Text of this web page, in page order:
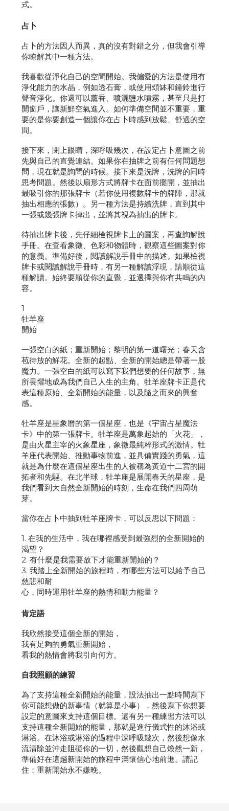
式。
占卜
占卜的方法因人而異，真的沒有對錯之分，但我會引導
你瞭解其中一種方法。
我喜歡從淨化自己的空間開始。我偏愛的方法是使用有
淨化能力的水晶，例如透石膏，或使用頌缽和鐘鈴進行
聲音淨化。你還可以薰香、噴灑鹽水噴霧，甚至只是打
開窗戶，讓新鮮空氣進入。如何準備空間並不重要，重
要的是你要創造一個讓你在占卜時感到放鬆、舒適的空
間。
接下來，閉上眼睛，深呼吸幾次，在設定占卜意圖之前
先與自己的直覺連結。如果你在抽牌之前有任何問題想
問，現在就是詢問的時候。接下來是洗牌，洗牌的同時
思考問題。然後以扇形方式將牌卡在面前攤開，並抽出
最吸引你的那張牌卡（若你使用複數牌卡的牌陣，那就
抽出相應的張數）。另一種方法是持續洗牌，直到其中
一張或幾張牌卡掉出，並將其視為抽出的牌卡。
待抽出牌卡後，先仔細檢視牌卡上的圖案，再查詢解說
手冊。在查看象徵、色彩和物體時，觀察這些圖案對你
的意義。準備好後，閱讀解說手冊中的描述。如果檢視
牌卡或閱讀解說手冊時，有另一種解讀浮現，請順從這
種解讀。始終要順從你的直覺，並選擇與你有共鳴的內
容。
1
牡羊座
開始
一張空白的紙；重新開始；黎明的第一道曙光；春天含
苞待放的鮮花。全新的起點、全新的開始總是帶著一股
魔力。一張空白的紙可以寫下我們想要的任何故事，無
所畏懼地成為我們自己人生的主角。牡羊座牌卡正是代
表這種原始、全新開始的能量，以及隨之而來的興奮
感。
牡羊座是星象曆的第一個星座，也是《宇宙占星魔法
卡》中的第一張牌卡。牡羊座是萬象起始的「火花」，
是由火星主宰的火象星座，象徵最純粹形式的激情。牡
羊座代表開始、推動事物前進，並具備實踐的勇氣，這
就是為什麼在這個星座出生的人被稱為黃道十二宮的開
拓者和先驅。在北半球，牡羊座是展開春天的星座，是
我們看到大自然全新開始的時刻，生命在我們四周萌
芽。
當你在占卜中抽到牡羊座牌卡，可以反思以下問題：
1. 在我的生活中，我在哪裡感受到最強烈的全新開始的
渴望？
2. 有什麼是我需要放下才能重新開始的？
3. 我踏上全新開始的旅程時，有哪些方法可以給予自己
慈悲和耐
心，同時運用牡羊座的熱情和動力能量？
肯定語
我欣然接受這個全新的開始，
我有足夠的勇氣重新開始，
看我的熱情會將我引向何方。
自我照顧的練習
為了支持這種全新開始的能量，設法抽出一點時間寫下
你可能想做的新事情（就算是小事），然後寫下你想要
設定的意圖來支持這個目標。還有另一種練習方法可以
支持這種全新開始的能量，那就是進行儀式性的沐浴或
淋浴。在沐浴或淋浴的過程中深呼吸幾次，然後想像水
流清除並沖走阻礙你的一切，然後觀想自己煥然一新，
準備好在這趟新開始的旅程中滿懷信心地前進。請記
住：重新開始永不嫌晚。